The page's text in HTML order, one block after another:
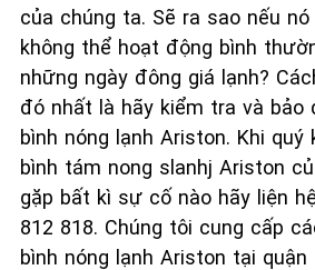
của chúng ta. Sẽ ra sao nếu
không thể hoạt động bình
những ngày đông giá lạnh?
đó nhất là hãy kiểm tra và bảo
bình nóng lạnh Ariston. Khi quý
bình tám nong slanhj Ariston
gặp bất kì sự cố nào hãy liện
812 818. Chúng tôi cung cấp
bình nóng lạnh Ariston tại quận